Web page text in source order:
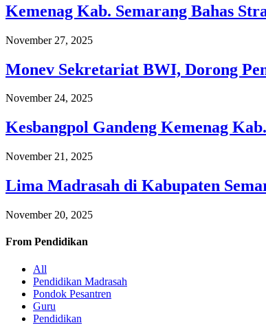
Kemenag Kab. Semarang Bahas
November 27, 2025
Monev Sekretariat BWI, Dorong
November 24, 2025
Kesbangpol Gandeng Kemenag
November 21, 2025
Lima Madrasah di Kabupaten
November 20, 2025
From Pendidikan
All
Pendidikan Madrasah
Pondok Pesantren
Guru
Pendidikan